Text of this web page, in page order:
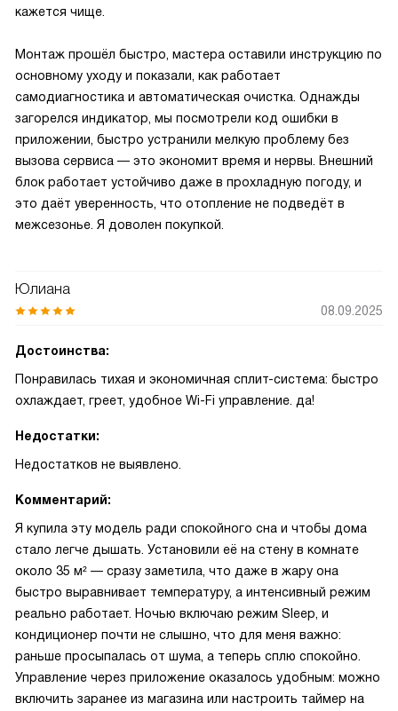
кажется чище.
Монтаж прошёл быстро, мастера оставили инструкцию по
основному уходу и показали, как работает
самодиагностика и автоматическая очистка. Однажды
загорелся индикатор, мы посмотрели код ошибки в
приложении, быстро устранили мелкую проблему без
вызова сервиса — это экономит время и нервы. Внешний
блок работает устойчиво даже в прохладную погоду, и
это даёт уверенность, что отопление не подведёт в
межсезонье. Я доволен покупкой.
Юлиана
08.09.2025
Достоинства:
Понравилась тихая и экономичная сплит-система: быстро
охлаждает, греет, удобное Wi-Fi управление. да!
Недостатки:
Недостатков не выявлено.
Комментарий:
Я купила эту модель ради спокойного сна и чтобы дома
стало легче дышать. Установили её на стену в комнате
около 35 м² — сразу заметила, что даже в жару она
быстро выравнивает температуру, а интенсивный режим
реально работает. Ночью включаю режим Sleep, и
кондиционер почти не слышно, что для меня важно:
раньше просыпалась от шума, а теперь сплю спокойно.
Управление через приложение оказалось удобным: можно
включить заранее из магазина или настроить таймер на